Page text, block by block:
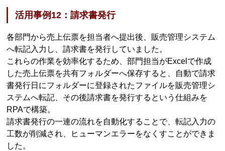
活用事例12：請求書発行
各部門から売上伝票を担当者へ提出後、販売管理システム
へ転記入力し、請求書を発行していました。
これらの作業を効率化するため、部門担当がExcelで作成
した売上伝票を共有フォルダーへ保存すると、自動で請求
書発行日にフォルダーに登録されたファイルを販売管理シ
ステムへ転記、その後請求書を発行するという仕組みを
RPAで構築。
請求書発行の一連の流れを自動化することで、転記入力の
工数が削減され、ヒューマンエラーをなくすことができま
した。